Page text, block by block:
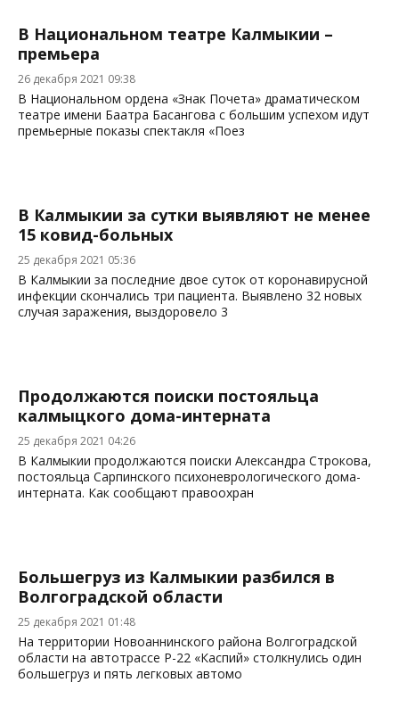
В Национальном театре Калмыкии –
премьера
26 декабря 2021 09:38
В Национальном ордена «Знак Почета» драматическом
театре имени Баатра Басангова с большим успехом идут
премьерные показы спектакля «Поез
В Калмыкии за сутки выявляют не менее
15 ковид-больных
25 декабря 2021 05:36
В Калмыкии за последние двое суток от коронавирусной
инфекции скончались три пациента. Выявлено 32 новых
случая заражения, выздоровело 3
Продолжаются поиски постояльца
калмыцкого дома-интерната
25 декабря 2021 04:26
В Калмыкии продолжаются поиски Александра Строкова,
постояльца Сарпинского психоневрологического дома-
интерната. Как сообщают правоохран
Большегруз из Калмыкии разбился в
Волгоградской области
25 декабря 2021 01:48
На территории Новоаннинского района Волгоградской
области на автотрассе Р-22 «Каспий» столкнулись один
большегруз и пять легковых автомо